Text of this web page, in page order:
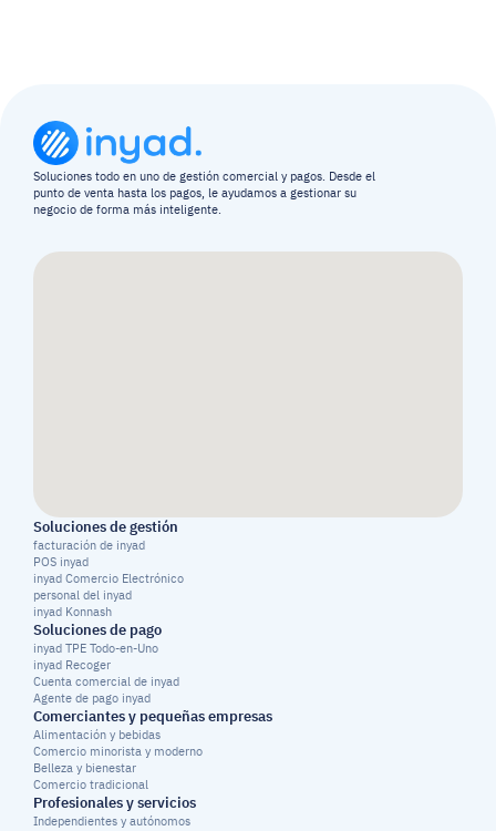
Soluciones todo en uno de gestión comercial y pagos. Desde el
punto de venta hasta los pagos, le ayudamos a gestionar su
negocio de forma más inteligente.
Soluciones de gestión
facturación de inyad
POS inyad
inyad Comercio Electrónico
personal del inyad
inyad Konnash
Soluciones de pago
inyad TPE Todo-en-Uno
inyad Recoger
Cuenta comercial de inyad
Agente de pago inyad
Comerciantes y pequeñas empresas
Alimentación y bebidas
Comercio minorista y moderno
Belleza y bienestar
Comercio tradicional
Profesionales y servicios
Independientes y autónomos